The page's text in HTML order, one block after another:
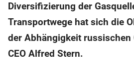
Diversifizierung der
Transportwege hat sich die
der Abhängigkeit russischen
CEO Alfred Stern.